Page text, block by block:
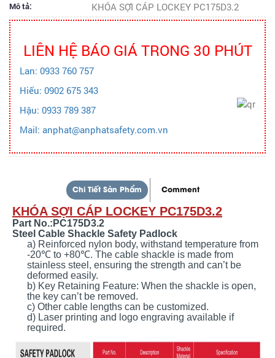
Mô tả: KHÓA SỢI CÁP LOCKEY PC175D3.2
LIÊN HỆ BÁO GIÁ TRONG 30 PHÚT
Lan: 0933 760 757
Hiếu: 0902 675 343
Hậu: 0933 789 387
Mail: anphat@anphatsafety.com.vn
Chi Tiết Sản Phẩm Comment
KHÓA SỢI CÁP LOCKEY PC175D3.2
Part No.:PC175D3.2
Steel Cable Shackle Safety Padlock
a) Reinforced nylon body, withstand temperature from
-20℃ to +80℃. The cable shackle is made from
stainless steel, ensuring the strength and can’t be
deformed easily.
b) Key Retaining Feature: When the shackle is open,
the key can’t be removed.
c) Other cable lengths can be customized.
d) Laser printing and logo engraving available if
required.